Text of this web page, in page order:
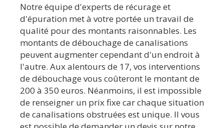
Notre équipe d'experts de récurage et
d'épuration met à votre portée un travail de
qualité pour des montants raisonnables. Les
montants de débouchage de canalisations
peuvent augmenter cependant d'un endroit à
l'autre. Aux alentours de 17, vos interventions
de débouchage vous coûteront le montant de
200 à 350 euros. Néanmoins, il est impossible
de renseigner un prix fixe car chaque situation
de canalisations obstruées est unique. Il vous